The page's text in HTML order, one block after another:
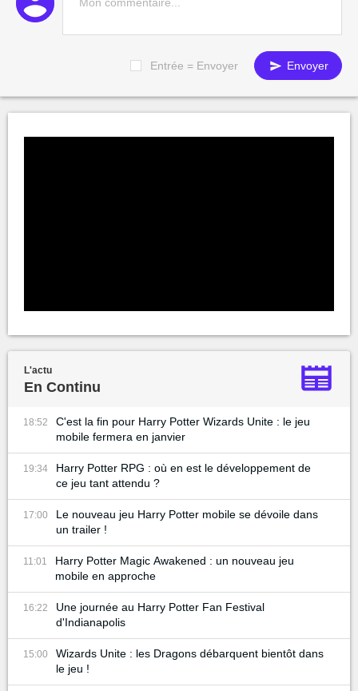
Entrée = Envoyer Envoyer
L'actu
En Continu
18:52
C'est la fin pour Harry Potter Wizards Unite : le jeu
mobile fermera en janvier
19:34
Harry Potter RPG : où en est le développement de
ce jeu tant attendu ?
17:00
Le nouveau jeu Harry Potter mobile se dévoile dans
un trailer !
11:01
Harry Potter Magic Awakened : un nouveau jeu
mobile en approche
16:22
Une journée au Harry Potter Fan Festival
d'Indianapolis
15:00
Wizards Unite : les Dragons débarquent bientôt dans
le jeu !